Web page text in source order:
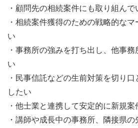
・顧問先の相続案件にも取り組んで
・相続案件獲得のための戦略的な
い
・事務所の強みを打ち出し、他事
い
・民事信託などの生前対策を切り
したい
・他士業と連携して安定的に新規
・講師や成長中の事務所、隣接県